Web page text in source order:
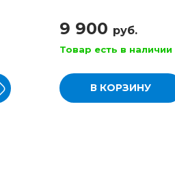
9 900 руб.
Товар есть в наличии
В КОРЗИНУ